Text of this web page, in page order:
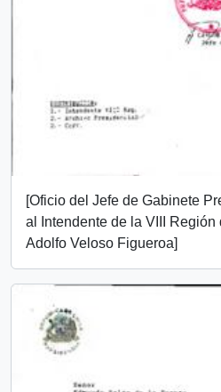
[Oficio del Jefe de Gabinete
al Intendente de la VIII Región
Adolfo Veloso Figueroa]